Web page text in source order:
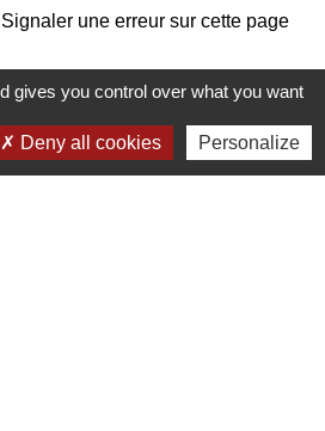
Signaler une erreur sur cette page
Contacts
gives you control over what you want
Deny all cookies Personalize